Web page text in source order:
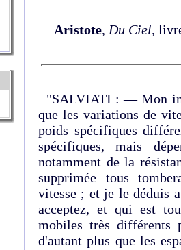
Aristote, Du Ciel,
"SALVIATI : — Mon
que les variations de
poids spécifiques
spécifiques, mais
notamment de la
supprimée tous
vitesse ; et je le déduis
acceptez, et qui est
mobiles très différents
d'autant plus que les